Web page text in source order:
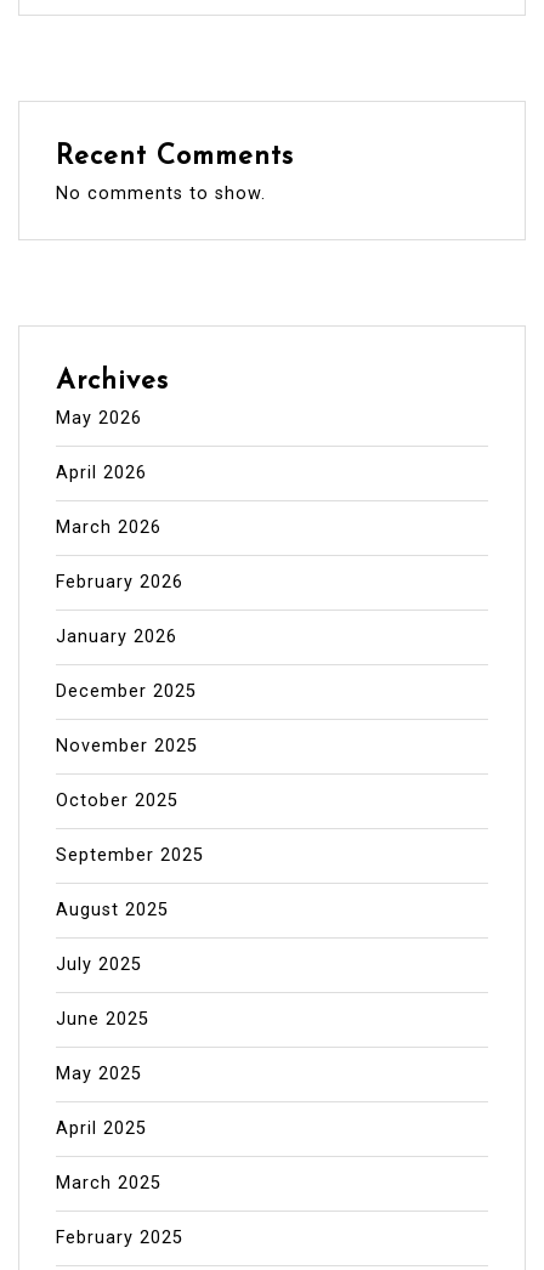
Recent Comments
No comments to show.
Archives
May 2026
April 2026
March 2026
February 2026
January 2026
December 2025
November 2025
October 2025
September 2025
August 2025
July 2025
June 2025
May 2025
April 2025
March 2025
February 2025